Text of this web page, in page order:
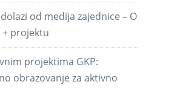
od medija zajednice – O
+ projektu
projektima GKP:
obrazovanje za aktivno